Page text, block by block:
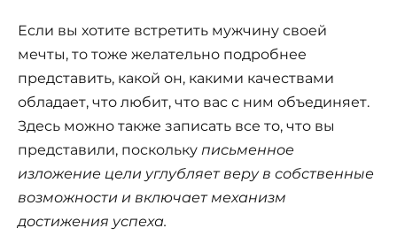
Если вы хотите встретить мужчину своей
мечты, то тоже желательно подробнее
представить, какой он, какими качествами
обладает, что любит, что вас с ним объединяет.
Здесь можно также записать все то, что вы
представили, поскольку письменное
изложение цели углубляет веру в собственные
возможности и включает механизм
достижения успеха.